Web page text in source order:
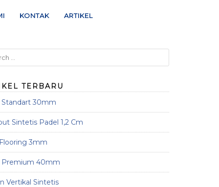
KONTAK ARTIKEL
TERBARU
Standart 30mm
Sintetis Padel 1,2 Cm
3mm
Premium 40mm
Vertikal Sintetis